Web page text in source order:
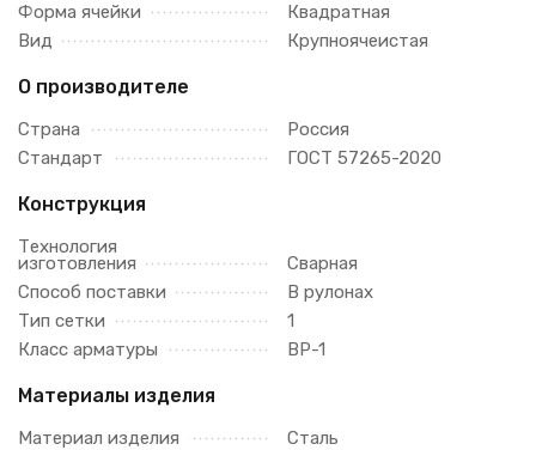
Форма ячейки
Квадратная
Вид
Крупноячеистая
О производителе
Страна
Россия
Стандарт
ГОСТ 57265-2020
Конструкция
Технология
изготовления
Сварная
Способ поставки
В рулонах
Тип сетки
1
Класс арматуры
ВР-1
Материалы изделия
Материал изделия
Сталь